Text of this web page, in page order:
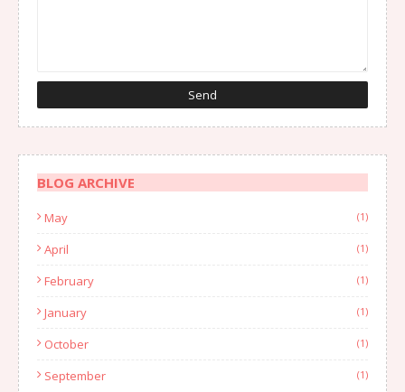
BLOG ARCHIVE
May (1)
April (1)
February (1)
January (1)
October (1)
September (1)